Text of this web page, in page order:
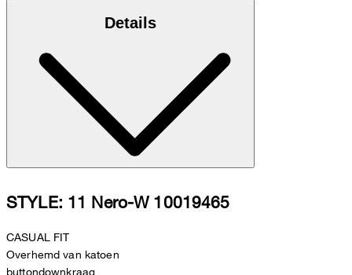
Details
STYLE: 11 Nero-W 10019465
CASUAL FIT
Overhemd van katoen
buttondownkraag